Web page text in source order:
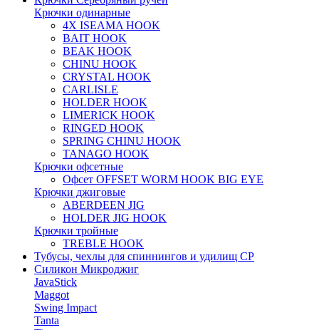
Крючки одинарные
4X ISEAMA HOOK
BAIT HOOK
BEAK HOOK
CHINU HOOK
CRYSTAL HOOK
CARLISLE
HOLDER HOOK
LIMERICK HOOK
RINGED HOOK
SPRING CHINU HOOK
TANAGO HOOK
Крючки офсетные
Офсет OFFSET WORM HOOK BIG EYE
Крючки джиговые
ABERDEEN JIG
HOLDER JIG HOOK
Крючки тройные
TREBLE HOOK
Тубусы, чехлы для спиннингов и удилищ СР
Силикон Микроджиг
JavaStick
Maggot
Swing Impact
Tanta